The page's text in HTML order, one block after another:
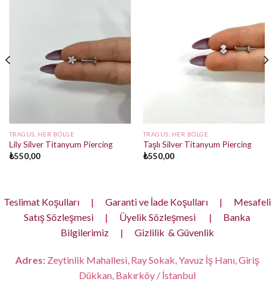
TRAGUS, HER BÖLGE
Lily Silver Titanyum Piercing
₺550,00
TRAGUS, HER BÖLGE
Taşlı Silver Titanyum Piercing
₺550,00
Teslimat Koşulları | Garanti ve İade Koşulları |
Mesafeli
Satış Sözleşmesi
| Üyelik Sözleşmesi |
Banka
Bilgilerimiz
| Gizlilik & Güvenlik
Adres:Zeytinlik Mahallesi, Ray Sokak, Yavuz İş Hanı, Giriş
Dükkan, Bakırköy / İstanbul